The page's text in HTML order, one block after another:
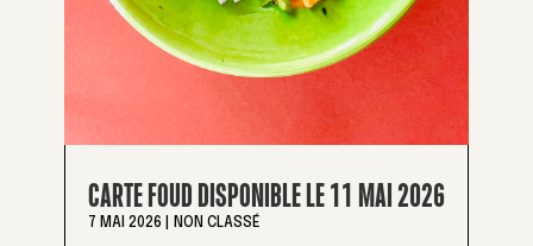
CARTE FOUD DISPONIBLE LE 11 MAI 2026
7 MAI 2026 NON CLASSÉ